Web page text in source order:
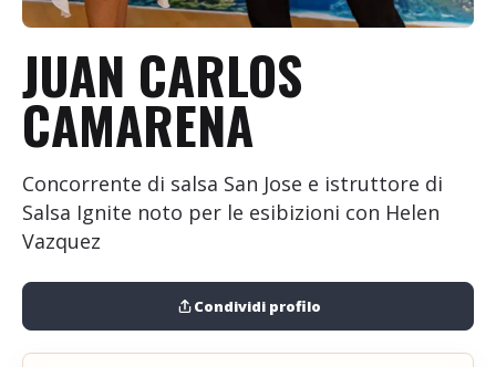
JUAN CARLOS
CAMARENA
Concorrente di salsa San Jose e istruttore di
Salsa Ignite noto per le esibizioni con Helen
Vazquez
Condividi profilo